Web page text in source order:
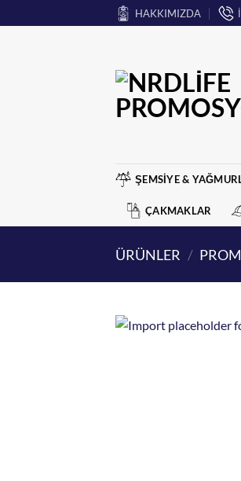
atla
HAKKIMIZDA
ŞEMSİYE &
ÇAKMAKLAR
ÜRÜNLER /